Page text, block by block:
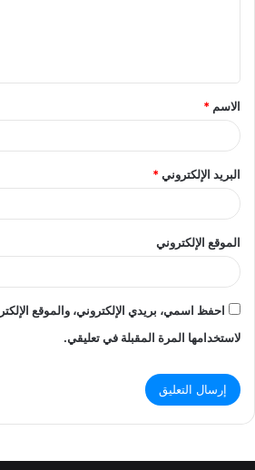
ق
*
الاسم *
البريد الإلكتروني*
الموقع الإلكتروني
احفظ اسمي، بريدي الإلكتروني، والموقع
لاستخدامها المرة المقبلة في تعليقي.